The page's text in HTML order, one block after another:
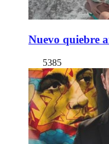
Nuevo quiebre
5385